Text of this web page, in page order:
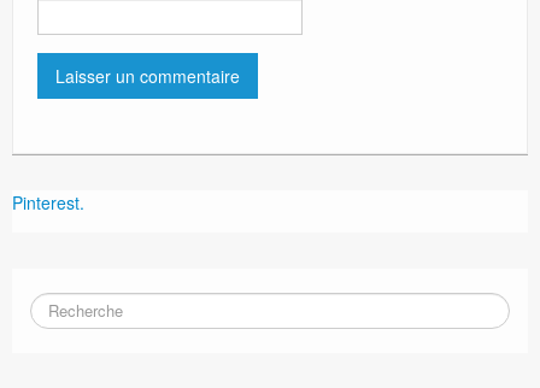
Pinterest.